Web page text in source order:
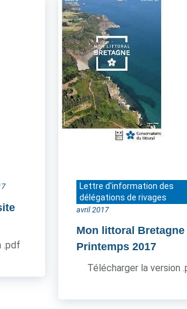
.pdf
Lettre d'information des
délégations de rivages
avril 2017
Mon littoral Bretagne
Printemps 2017
Télécharger la version